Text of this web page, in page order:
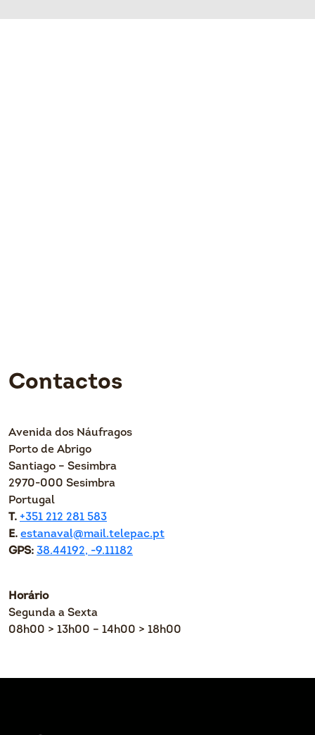
Contactos
Avenida dos Náufragos
Porto de Abrigo
Santiago – Sesimbra
2970-000 Sesimbra
Portugal
T. +351 212 281 583
E. estanaval@mail.telepac.pt
GPS: 38.44192, -9.11182
Horário
Segunda a Sexta
08h00 > 13h00 – 14h00 > 18h00